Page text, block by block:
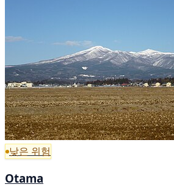
낮은 위험
Otama